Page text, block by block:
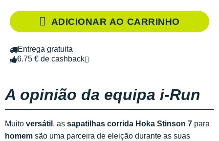
ADICIONAR AO CARRINHO
Entrega gratuita
6.75 € de cashback
A opinião da equipa i-Run
Muito versátil , as sapatilhas corrida Hoka Stinson 7 para
homem são uma parceira de eleição durante as suas